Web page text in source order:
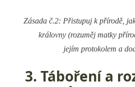
Zásada č.2: Přistupuj k přírodě,
královny (rozuměj matky
jejím protokolem a
3. Táboření a